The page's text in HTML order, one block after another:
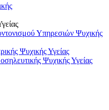
Υπηρεσιών Ψυχικής
Ψυχικής Υγείας
Ψυχικής Υγείας